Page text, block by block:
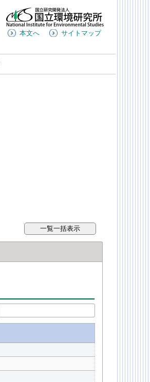
本文へ サイトマップ
一覧一括表示